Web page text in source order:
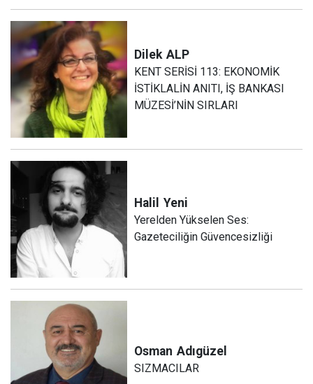
Dilek ALP
KENT SERİSİ 113: EKONOMİK
İSTİKLALİN ANITI, İŞ BANKASI
MÜZESİ’NİN SIRLARI
Halil Yeni
Yerelden Yükselen Ses:
Gazeteciliğin Güvencesizliği
Osman Adıgüzel
SIZMACILAR